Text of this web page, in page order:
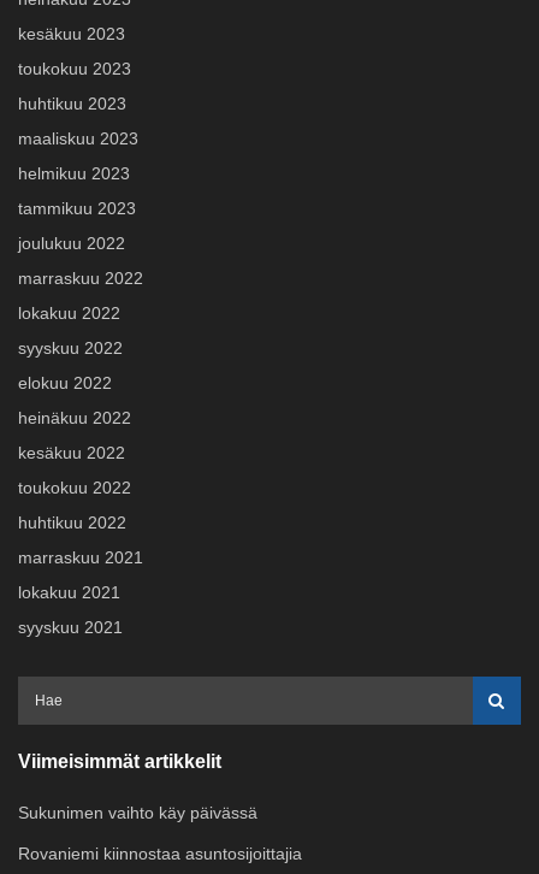
kesäkuu 2023
toukokuu 2023
huhtikuu 2023
maaliskuu 2023
helmikuu 2023
tammikuu 2023
joulukuu 2022
marraskuu 2022
lokakuu 2022
syyskuu 2022
elokuu 2022
heinäkuu 2022
kesäkuu 2022
toukokuu 2022
huhtikuu 2022
marraskuu 2021
lokakuu 2021
syyskuu 2021
Viimeisimmät artikkelit
Sukunimen vaihto käy päivässä
Rovaniemi kiinnostaa asuntosijoittajia